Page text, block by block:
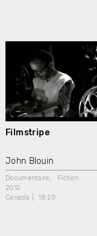
Filmstripe
John Blouin
Documentaire
Fiction
2012
Canada
18:20